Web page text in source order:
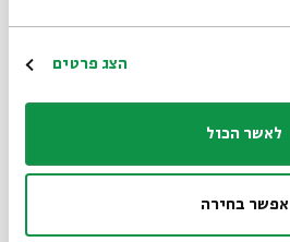
הצג פרטים
לאשר הכול
אפשר בחירה
אני בודקת את הצד שמנגד.
תורה לשקר.